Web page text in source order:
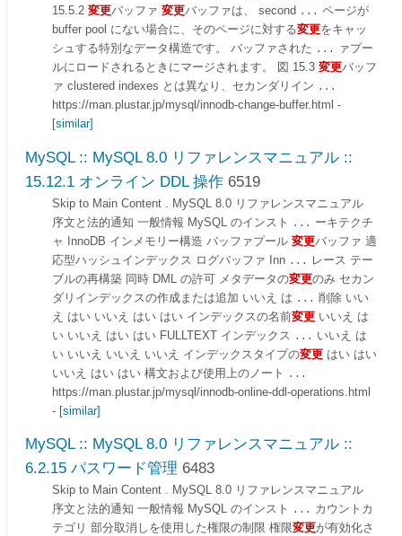
15.5.2 変更バッファ 変更バッファは、 second ... ページが
buffer pool にない場合に、そのページに対する変更をキャッ
シュする特別なデータ構造です。 バッファされた ...
ァプー
ルにロードされるときにマージされます。 図 15.3 変更バッフ
ァ clustered indexes とは異なり、セカンダリイン ...
https://man.plustar.jp/mysql/innodb-change-buffer.html -
[similar]
MySQL :: MySQL 8.0 リファレンスマニュアル ::
15.12.1 オンライン DDL 操作 6519
Skip to Main Content . MySQL 8.0 リファレンスマニュアル
序文と法的通知 一般情報 MySQL のインスト
...
ーキテクチ
ャ InnoDB インメモリー構造 バッファプール 変更バッファ 適
応型ハッシュインデックス ログバッファ Inn ...
レース テー
ブルの再構築 同時 DML の許可 メタデータの変更のみ セカン
ダリインデックスの作成または追加 いいえ は ... 削除 いい
え はい いいえ はい はい インデックスの名前変更 いいえ は
い いいえ はい はい FULLTEXT インデックス
...
いいえ は
い いいえ いいえ いいえ インデックスタイプの変更 はい はい
いいえ はい はい 構文および使用上のノート
...
https://man.plustar.jp/mysql/innodb-online-ddl-operations.html
- [similar]
MySQL :: MySQL 8.0 リファレンスマニュアル ::
6.2.15 パスワード管理 6483
Skip to Main Content . MySQL 8.0 リファレンスマニュアル
序文と法的通知 一般情報 MySQL のインスト
...
カウントカ
テゴリ 部分取消しを使用した権限の制限 権限変更が有効化さ